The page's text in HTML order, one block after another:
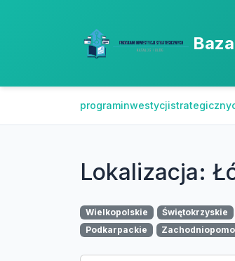
Lokalizacja:
Wielkopolskie Świętokrzyskie
Podkarpackie